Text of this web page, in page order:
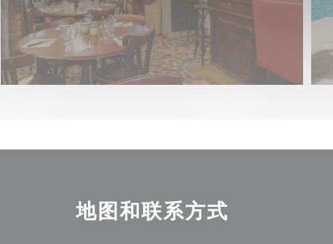
地图和联系方式